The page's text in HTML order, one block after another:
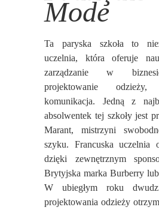
Mode
Ta paryska szkoła to
uczelnia, która oferuje
zarządzanie w
projektowanie
komunikacja. Jedną z
absolwentek tej szkoły jest
Marant, mistrzyni
szyku. Francuska uczelnia
dzięki zewnętrznym
Brytyjska marka Burberry
W ubiegłym roku
projektowania odzieży